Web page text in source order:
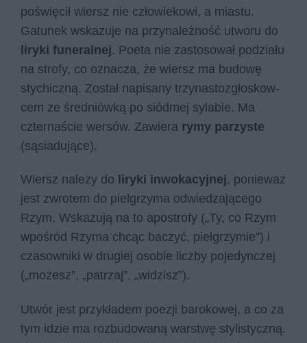
poświęcił wiersz nie człowiekowi, a miastu.
Gatunek wskazuje na przynależność utworu do
liryki funeralnej. Po­eta nie za­sto­so­wał po­dzia­łu
na stro­fy, co oznacza, że wiersz ma budowę
stychiczną. Zo­stał na­pi­sa­ny trzy­na­sto­zgło­skow­
cem ze śred­niów­ką po siód­mej sy­la­bie. Ma
czternaście wersów. Zawiera rymy parzyste
(sąsiadujące).
Wiersz należy do liryki inwokacyjnej, ponieważ
jest zwrotem do pielgrzyma odwiedzającego
Rzym. Wskazują na to apostrofy („Ty, co Rzym
wpo­śród Rzy­ma chcąc ba­czyć, piel­grzy­mie”) i
czasowniki w drugiej osobie liczby pojedynczej
(„możesz”, „patrzaj”, „widzisz”).
Utwór jest przykładem poezji barokowej, a co za
tym idzie ma rozbudowaną warstwę stylistyczną.